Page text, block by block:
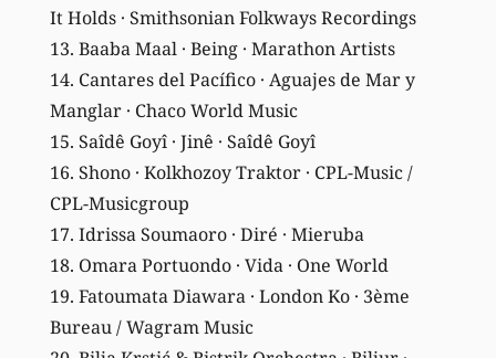
It Holds · Smithsonian Folkways Recordings
13. Baaba Maal · Being · Marathon Artists
14. Cantares del Pacífico · Aguajes de Mar y
Manglar · Chaco World Music
15. Saîdê Goyî · Jinê · Saîdê Goyî
16. Shono · Kolkhozoy Traktor · CPL-Music /
CPL-Musicgroup
17. Idrissa Soumaoro · Diré · Mieruba
18. Omara Portuondo · Vida · One World
19. Fatoumata Diawara · London Ko · 3ème
Bureau / Wagram Music